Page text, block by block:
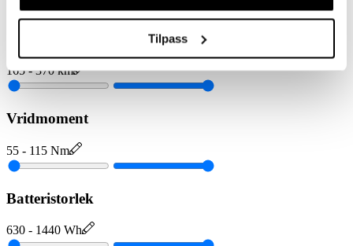
Tilpass
Momas
165-370 km
Vridmoment
55 - 115 Nm
Batteristorlek
630 - 1440 Wh